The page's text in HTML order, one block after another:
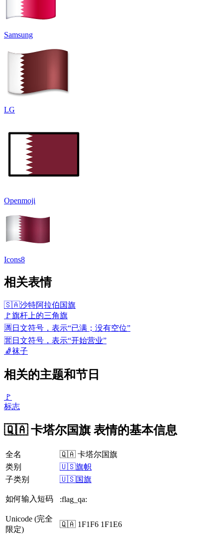
Samsung
LG
Openmoji
Icons8
相关表情
🇸🇦沙特阿拉伯国旗
🚩旗杆上的三角旗
🈵 日文符号，表示“已满；没有空位”
🈺 日文符号，表示“开始营业”
🧦袜子
相关的主题和节日
🚩
标志
🇶🇦 卡塔尔国旗 表情的基本信息
全名
🇶🇦 卡塔尔国旗
类别
🇺🇸旗帜
子类别
🇺🇸国旗
如何输入短码 :flag_qa:
Unicode (完全
限定)
🇶🇦 1F1F6 1F1E6